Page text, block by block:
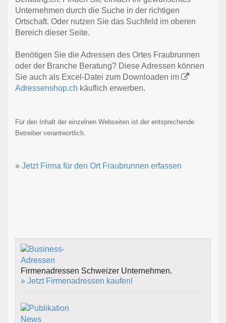
Unternehmen durch die Suche in der richtigen
Ortschaft. Oder nutzen Sie das Suchfeld im oberen
Bereich dieser Seite.
Benötigen Sie die Adressen des Ortes Fraubrunnen
oder der Branche Beratung? Diese Adressen können
Sie auch als Excel-Datei zum Downloaden im
Adressenshop.ch käuflich erwerben.
Für den Inhalt der einzelnen Webseiten ist der entsprechende
Betreiber verantwortlich.
» Jetzt Firma für den Ort Fraubrunnen erfassen
Firmenadressen Schweizer Unternehmen.
» Jetzt Firmenadressen kaufen!